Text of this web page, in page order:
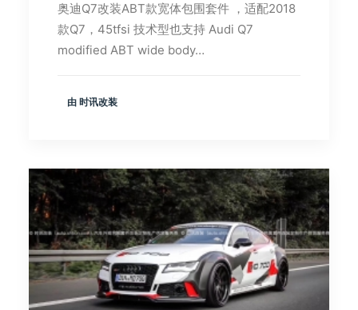
奥迪Q7改装ABT款宽体包围套件 ，适配2018
款Q7，45tfsi 技术型也支持 Audi Q7
modified ABT wide body…
由 时讯改装